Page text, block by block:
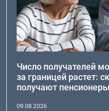
Число получателей
за границей растет:
получают пенсионеры
09.08.2026